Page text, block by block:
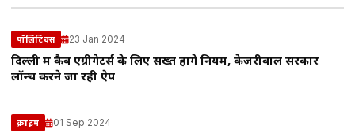
पॉलिटिक्स 23 Jan 2024
दिल्ली में कैब एग्रीगेटर्स के लिए सख्त होंगे नियम, केजरीवाल सरकार
लॉन्च करने जा रही ऐप
क्राइम 01 Sep 2024